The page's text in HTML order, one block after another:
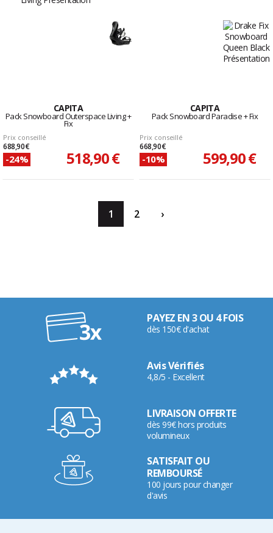
CAPITA
Pack Snowboard Outerspace Living +
Fix
Prix conseillé
688,90 €
-24% 518,90 €
CAPITA
Pack Snowboard Paradise + Fix
Prix conseillé
668,90 €
-10% 599,90 €
1 2 ›
PAYEZ EN 3 OU 4 FOIS
dès 150€ d'achat
Avis Vérifiés
4,8/5 - Excellent
LIVRAISON OFFERTE
dès 99€ hors produits
volumineux
SATISFAIT OU
REMBOURSÉ
100 jours pour changer
d'avis